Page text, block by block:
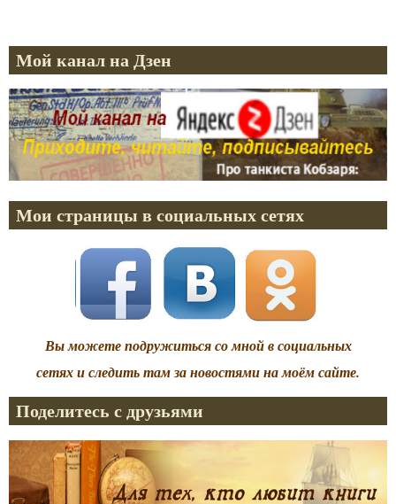
Мой канал на Дзен
Мои страницы в социальных сетях
Вы можете подружиться со мной в социальных
сетях и следить там за новостями на моём сайте.
Поделитесь с друзьями